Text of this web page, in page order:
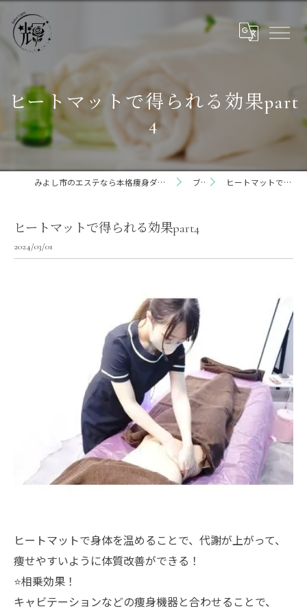
ヒートマットで得られる効果part
4
みよし市のエステなら本格痩身ダイエット専門サロン輝 らいと 三好店 ブログ ヒートマットで得られる効果part4
ヒートマットで得られる効果part4
2024/03/01
ヒートマットで身体を温めることで、代謝が上がって、
痩せやすいように体質改善ができる！
⭐️相乗効果！
キャビテーションなどの痩身機器と合わせることで、